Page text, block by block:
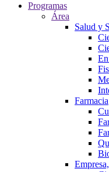
Programas
Área
Salud y
Farmacia